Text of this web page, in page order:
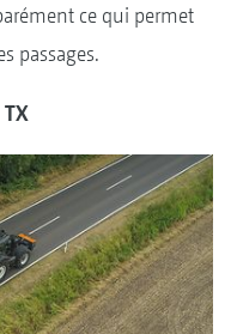
ce qui permet
passages.